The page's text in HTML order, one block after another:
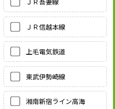
ＪＲ信越本線
上毛電気鉄道
東武伊勢崎線
湘南新宿ライン高海